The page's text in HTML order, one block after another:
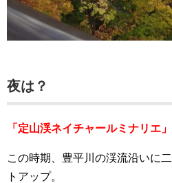
夜は？
「定山渓ネイチャールミナリエ」
この時期、豊平川の渓流沿いに
トアップ。